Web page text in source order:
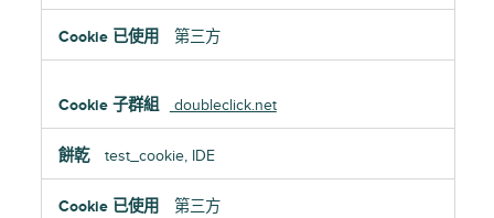
第三方
doubleclick.net
test_cookie, IDE
第三方